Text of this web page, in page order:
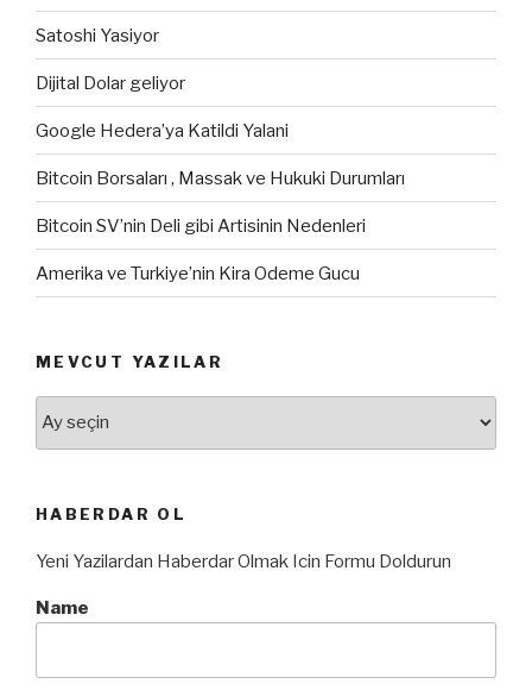
Satoshi Yasiyor
Dijital Dolar geliyor
Google Hedera’ya Katildi Yalani
Bitcoin Borsaları , Massak ve Hukuki Durumları
Bitcoin SV’nin Deli gibi Artisinin Nedenleri
Amerika ve Turkiye’nin Kira Odeme Gucu
MEVCUT YAZILAR
Mevcut
Yazılar
HABERDAR OL
Yeni Yazilardan Haberdar Olmak Icin Formu Doldurun
Name